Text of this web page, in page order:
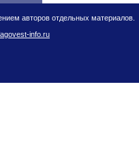
авторов отдельных материалов.
info.ru